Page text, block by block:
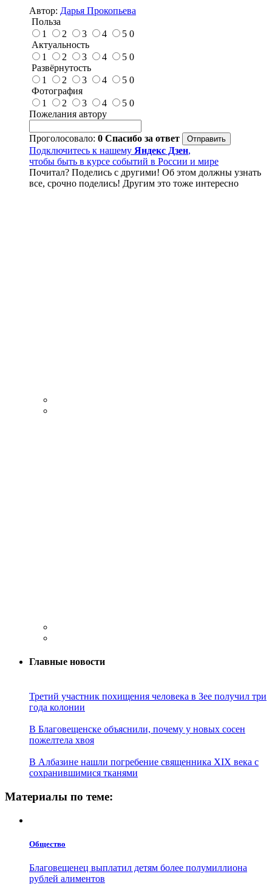
Автор: Дарья Прокопьева
Польза
1
2 3 4 5 0
Актуальность
1
2 3 4 5 0
Развёрнутость
1
2 3 4 5 0
Фотография
1
2 3 4 5 0
Пожелания автору
Проголосовало: 0 Спасибо за ответ
Подключитесь к нашему Яндекс Дзен,
чтобы быть в курсе событий в России и мире
Почитал? Поделись с другими! Об этом должны узнать
все, срочно поделись! Другим это тоже интересно
Главные новости
Третий участник похищения человека в Зее получил три
года колонии
В Благовещенске объяснили, почему у новых сосен
пожелтела хвоя
В Албазине нашли погребение священника XIX века с
сохранившимися тканями
Материалы по теме:
Общество
Благовещенец выплатил детям более полумиллиона
рублей алиментов